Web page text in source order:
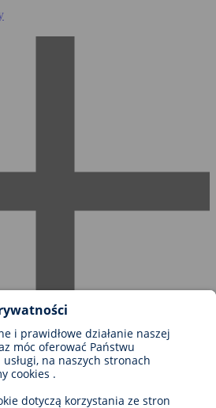
w firmie BIOTRONIK
z nami pracować?